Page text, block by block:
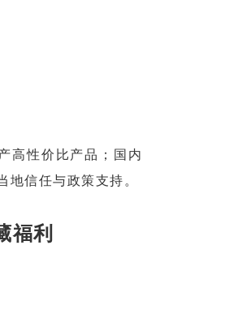
高性价比产品；国内
信任与政策支持。
福利